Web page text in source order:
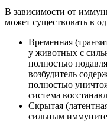
В зависимости от
может существовать в
Временная
у животных с
полностью
возбудитель
полностью
система
Скрытая
сильным